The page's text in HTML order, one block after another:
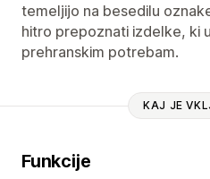
temeljijo na besedilu
hitro prepoznati izdelke, ki
prehranskim potrebam.
KAJ JE
Funkcije